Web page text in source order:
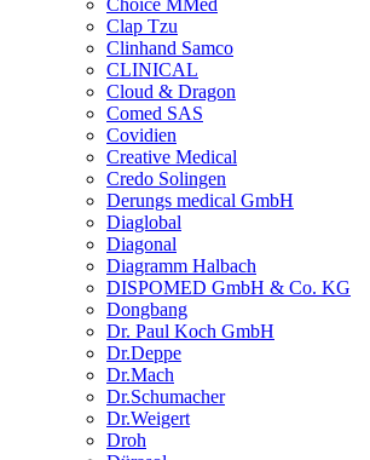
Choice MMed
Clap Tzu
Clinhand Samco
CLINICAL
Cloud & Dragon
Comed SAS
Covidien
Creative Medical
Credo Solingen
Derungs medical GmbH
Diaglobal
Diagonal
Diagramm Halbach
DISPOMED GmbH & Co. KG
Dongbang
Dr. Paul Koch GmbH
Dr.Deppe
Dr.Mach
Dr.Schumacher
Dr.Weigert
Droh